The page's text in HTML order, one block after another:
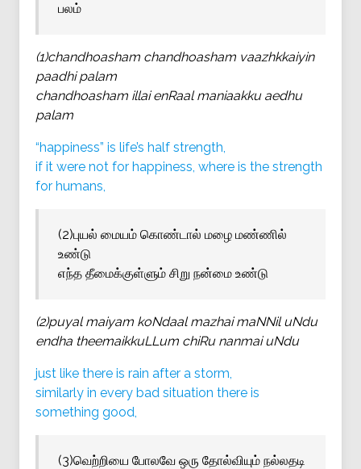
பலம்
(1)chandhoasham chandhoasham vaazhkkaiyin
paadhi palam
chandhoasham illai enRaal maniaakku aedhu
palam
“happiness” is life’s half strength,
if it were not for happiness, where is the strength
for humans,
(2)புயல் மையம் கொண்டால் மழை மண்ணில்
உண்டு
எந்த தீமைக்குள்ளும் சிறு நன்மை உண்டு
(2)puyal maiyam koNdaal mazhai maNNil uNdu
endha theemaikkuLLum chiRu nanmai uNdu
just like there is rain after a storm,
similarly in every bad situation there is
something good,
(3)வெற்றியை போலவே ஒரு தோல்வியும் நல்லதடி